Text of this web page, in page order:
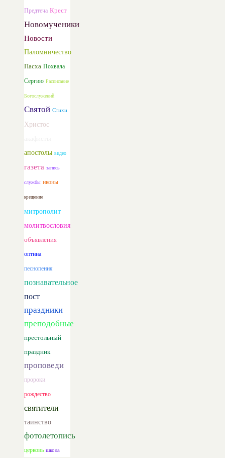
Предтеча Крест
Новомученики
Новости
Паломничество
Пасха Похвала
Сергию Расписание
Богослужений
Святой Стихи
Христос
апостолы видео
газета запись
службы иконы
крещение
митрополит
молитвословия
объявления
оптина
песнопения
познавательное
пост
праздники
преподобные
престольный
праздник
проповеди
пророки
рождество
святители
таинство
фотолетопись
церковь школа